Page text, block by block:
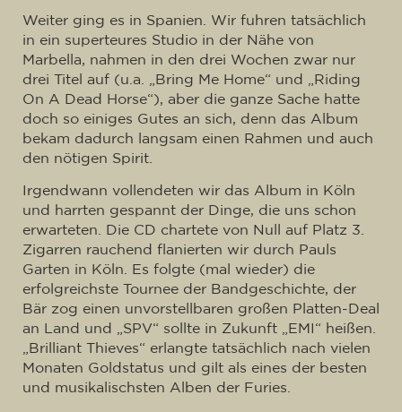
Weiter ging es in Spanien. Wir fuhren tatsächlich
in ein superteures Studio in der Nähe von
Marbella, nahmen in den drei Wochen zwar nur
drei Titel auf (u.a. „Bring Me Home“ und „Riding
On A Dead Horse“), aber die ganze Sache hatte
doch so einiges Gutes an sich, denn das Album
bekam dadurch langsam einen Rahmen und auch
den nötigen Spirit.
Irgendwann vollendeten wir das Album in Köln
und harrten gespannt der Dinge, die uns schon
erwarteten. Die CD chartete von Null auf Platz 3.
Zigarren rauchend flanierten wir durch Pauls
Garten in Köln. Es folgte (mal wieder) die
erfolgreichste Tournee der Bandgeschichte, der
Bär zog einen unvorstellbaren großen Platten-Deal
an Land und „SPV“ sollte in Zukunft „EMI“ heißen.
„Brilliant Thieves“ erlangte tatsächlich nach vielen
Monaten Goldstatus und gilt als eines der besten
und musikalischsten Alben der Furies.